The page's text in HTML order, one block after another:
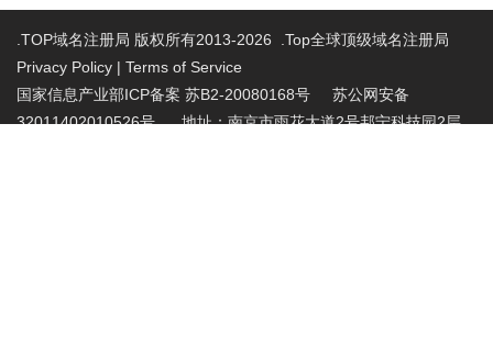
.TOP域名注册局 版权所有2013-2026 .Top全球顶级域名注册局
Privacy Policy | Terms of Service
国家信息产业部ICP备案 苏B2-20080168号 苏公网安备
32011402010526号 地址：南京市雨花大道2号邦宁科技园2层